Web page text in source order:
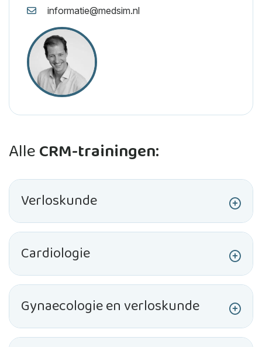
informatie@medsim.nl
AlleCRM-trainingen:
Verloskunde
Cardiologie
Gynaecologie en verloskunde